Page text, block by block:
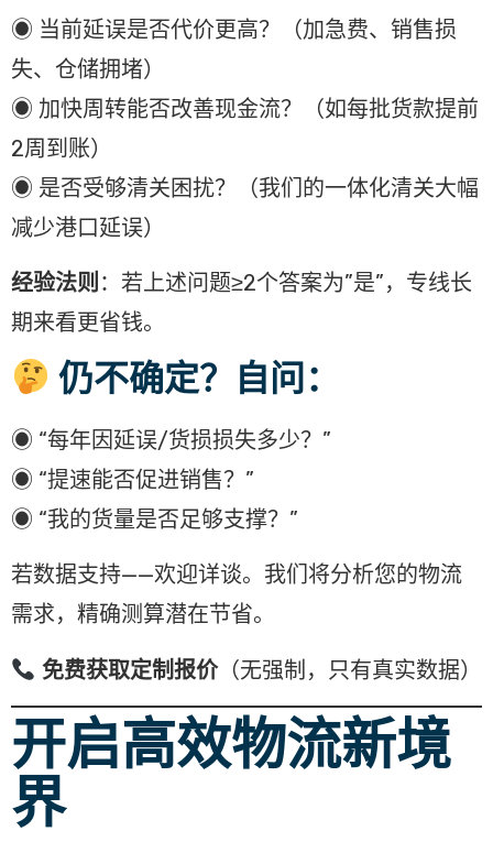
◉ 当前延误是否代价更高？（加急费、销售损
失、仓储拥堵）
◉ 加快周转能否改善现金流？（如每批货款提前
2周到账）
◉ 是否受够清关困扰？（我们的一体化清关大幅
减少港口延误）
经验法则 ：若上述问题≥2个答案为”是”，专线长
期来看更省钱。
仍不确定？自问：
◉ “每年因延误/货损损失多少？”
◉ “提速能否促进销售？”
◉ “我的货量是否足够支撑？”
若数据支持——欢迎详谈。我们将分析您的物流
需求，精确测算潜在节省。
免费获取定制报价（无强制，只有真实数据）
开启高效物流新境
界